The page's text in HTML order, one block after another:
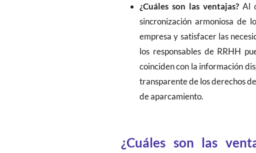
¿Cuáles son las ventajas?Al
sincronización armoniosa de
empresa y satisfacer las
los responsables de RRHH
coinciden con la información
transparente de los derechos
de aparcamiento.
¿Cuáles son las